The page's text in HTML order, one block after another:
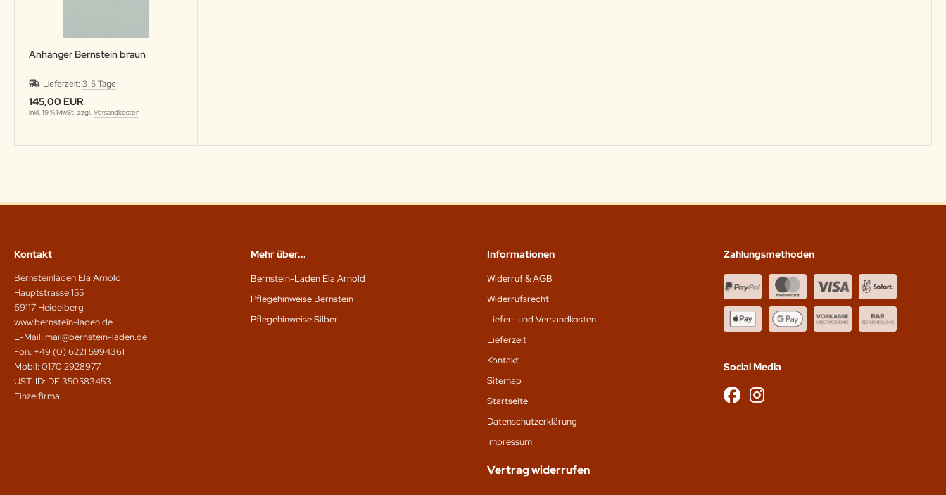
Anhänger Bernstein braun
Lieferzeit: 3-5 Tage
145,00 EUR
inkl. 19 % MwSt. zzgl. Versandkosten
Kontakt
Bernsteinladen Ela Arnold
Hauptstrasse 155
69117 Heidelberg
www.bernstein-laden.de
E-Mail: mail@bernstein-laden.de
Fon: +49 (0) 6221 5994361
Mobil: 0170 2928977
UST-ID: DE 350583453
Einzelfirma
Mehr über...
Bernstein-Laden Ela Arnold
Pflegehinweise Bernstein
Pflegehinweise Silber
Informationen
Widerruf & AGB
Widerrufsrecht
Liefer- und Versandkosten
Lieferzeit
Kontakt
Sitemap
Startseite
Datenschutz­erklärung
Impressum
Vertrag widerrufen
Zahlungsmethoden
Social Media